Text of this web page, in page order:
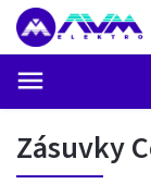
Zásuvky